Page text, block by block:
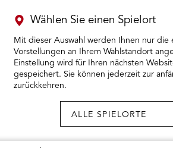
Wählen Sie einen Spielort
Mit dieser Auswahl werden Ihnen nur die
Vorstellungen an Ihrem Wahlstandort
Einstellung wird für Ihren nächsten
gespeichert. Sie können jederzeit zur
zurückkehren.
KARTENKAUF ÖFFNEN